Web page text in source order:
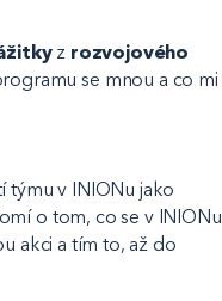
z rozvojového
se mnou a co mi
týmu v INIONu jako
o tom, co se v INIONu
akci a tím to, až do